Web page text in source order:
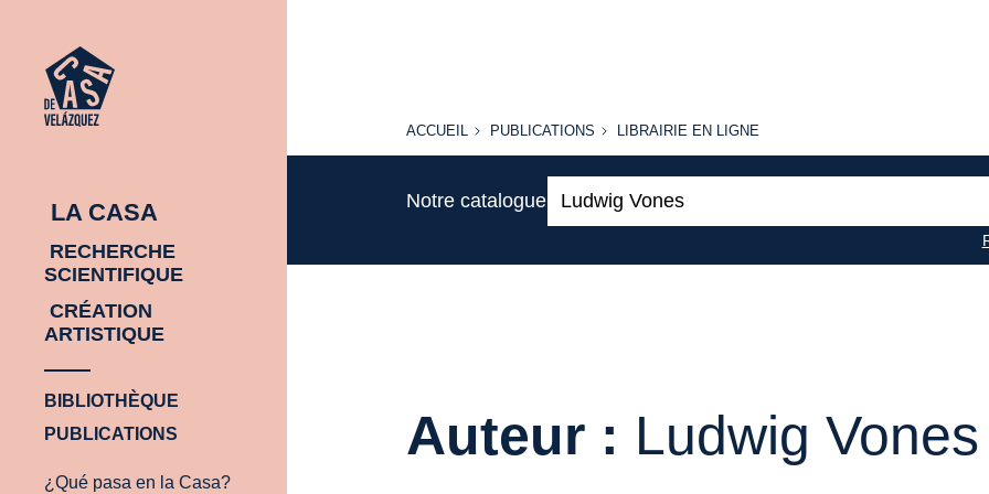
LA CASA
RECHERCHE
SCIENTIFIQUE
CRÉATION
ARTISTIQUE
BIBLIOTHÈQUE
PUBLICATIONS
¿Qué pasa en la Casa?
ACCUEIL
ACCUEIL PUBLICATIONS
PUBLICATIONS
LIBRAIRIE
LIBRAIRIE EN LIGNE
Notre catalogue:
Auteur : Ludwig Vones